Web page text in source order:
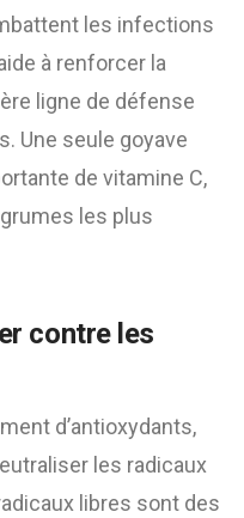
les infections
à renforcer la
ligne de défense
Une seule goyave
de vitamine C,
les plus
contre les
d’antioxydants,
les radicaux
libres sont des